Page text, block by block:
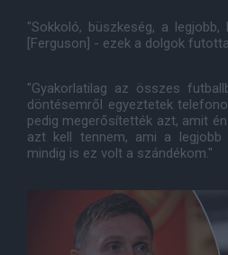
"Sokkoló, büszkeség, a
[Ferguson] - ezek a dolgok
"Gyakorlatilag az összes
döntésemről egyeztetek
pedig megerősítették azt, amit
azt kell tennem, ami a legjobb
mindig is ez volt a szándékom."